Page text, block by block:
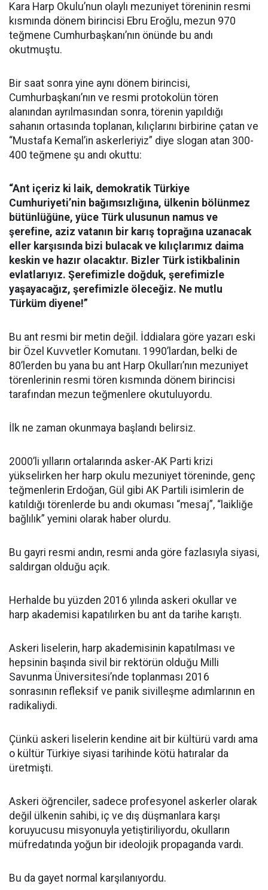
Kara Harp Okulu’nun olaylı mezuniyet töreninin resmi
kısmında dönem birincisi Ebru Eroğlu, mezun 970
teğmene Cumhurbaşkanı’nın önünde bu andı
okutmuştu.
Bir saat sonra yine aynı dönem birincisi,
Cumhurbaşkanı’nın ve resmi protokolün tören
alanından ayrılmasından sonra, törenin yapıldığı
sahanın ortasında toplanan, kılıçlarını birbirine çatan ve
“Mustafa Kemal’in askerleriyiz” diye slogan atan 300-
400 teğmene şu andı okuttu:
“Ant içeriz ki laik, demokratik Türkiye
Cumhuriyeti’nin bağımsızlığına, ülkenin bölünmez
bütünlüğüne, yüce Türk ulusunun namus ve
şerefine, aziz vatanın bir karış toprağına uzanacak
eller karşısında bizi bulacak ve kılıçlarımız daima
keskin ve hazır olacaktır. Bizler Türk istikbalinin
evlatlarıyız. Şerefimizle doğduk, şerefimizle
yaşayacağız, şerefimizle öleceğiz. Ne mutlu
Türküm diyene!”
Bu ant resmi bir metin değil. İddialara göre yazarı eski
bir Özel Kuvvetler Komutanı. 1990’lardan, belki de
80’lerden bu yana bu ant Harp Okulları’nın mezuniyet
törenlerinin resmi tören kısmında dönem birincisi
tarafından mezun teğmenlere okutuluyordu.
İlk ne zaman okunmaya başlandı belirsiz.
2000’li yılların ortalarında asker-AK Parti krizi
yükselirken her harp okulu mezuniyet töreninde, genç
teğmenlerin Erdoğan, Gül gibi AK Partili isimlerin de
katıldığı törenlerde bu andı okuması “mesaj”, “laikliğe
bağlılık” yemini olarak haber olurdu.
Bu gayri resmi andın, resmi anda göre fazlasıyla siyasi,
saldırgan olduğu açık.
Herhalde bu yüzden 2016 yılında askeri okullar ve
harp akademisi kapatılırken bu ant da tarihe karıştı.
Askeri liselerin, harp akademisinin kapatılması ve
hepsinin başında sivil bir rektörün olduğu Milli
Savunma Üniversitesi’nde toplanması 2016
sonrasının refleksif ve panik sivilleşme adımlarının en
radikaliydi.
Çünkü askeri liselerin kendine ait bir kültürü vardı ama
o kültür Türkiye siyasi tarihinde kötü hatıralar da
üretmişti.
Askeri öğrenciler, sadece profesyonel askerler olarak
değil ülkenin sahibi, iç ve dış düşmanlara karşı
koruyucusu misyonuyla yetiştiriliyordu, okulların
müfredatında yoğun bir ideolojik propaganda vardı.
Bu da gayet normal karşılanıyordu.